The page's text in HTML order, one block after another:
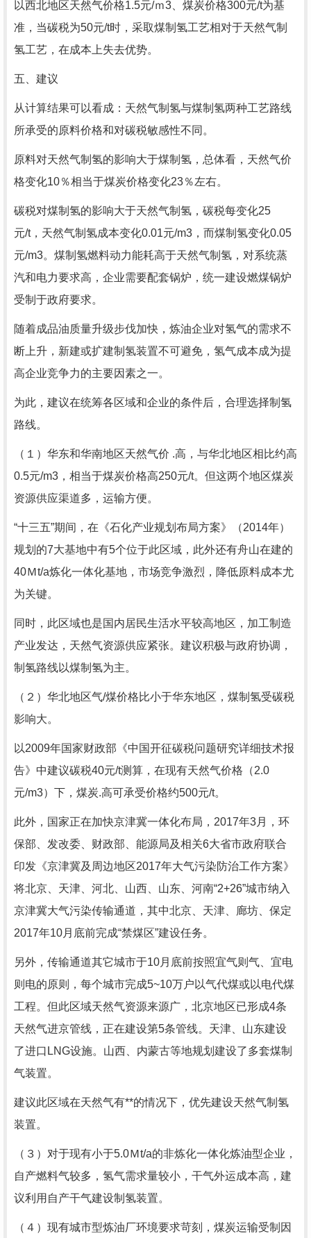
以西北地区天然气价格1.5元/ｍ3、煤炭价格300元/t为基
准，当碳税为50元/t时，采取煤制氢工艺相对于天然气制
氢工艺，在成本上失去优势。
五、建议
从计算结果可以看成：天然气制氢与煤制氢两种工艺路线
所承受的原料价格和对碳税敏感性不同。
原料对天然气制氢的影响大于煤制氢，总体看，天然气价
格变化10％相当于煤炭价格变化23％左右。
碳税对煤制氢的影响大于天然气制氢，碳税每变化25
元/t，天然气制氢成本变化0.01元/m3，而煤制氢变化0.05
元/m3。煤制氢燃料动力能耗高于天然气制氢，对系统蒸
汽和电力要求高，企业需要配套锅炉，统一建设燃煤锅炉
受制于政府要求。
随着成品油质量升级步伐加快，炼油企业对氢气的需求不
断上升，新建或扩建制氢装置不可避免，氢气成本成为提
高企业竞争力的主要因素之一。
为此，建议在统筹各区域和企业的条件后，合理选择制氢
路线。
（１）华东和华南地区天然气价 .高，与华北地区相比约高
0.5元/m3，相当于煤炭价格高250元/t。但这两个地区煤炭
资源供应渠道多，运输方便。
“十三五”期间，在《石化产业规划布局方案》（2014年）
规划的7大基地中有5个位于此区域，此外还有舟山在建的
40Ｍt/a炼化一体化基地，市场竞争激烈，降低原料成本尤
为关键。
同时，此区域也是国内居民生活水平较高地区，加工制造
产业发达，天然气资源供应紧张。建议积极与政府协调，
制氢路线以煤制氢为主。
（２）华北地区气/煤价格比小于华东地区，煤制氢受碳税
影响大。
以2009年国家财政部《中国开征碳税问题研究详细技术报
告》中建议碳税40元/t测算，在现有天然气价格（2.0
元/m3）下，煤炭.高可承受价格约500元/t。
此外，国家正在加快京津冀一体化布局，2017年3月，环
保部、发改委、财政部、能源局及相关6大省市政府联合
印发《京津冀及周边地区2017年大气污染防治工作方案》
将北京、天津、河北、山西、山东、河南“2+26”城市纳入
京津冀大气污染传输通道，其中北京、天津、廊坊、保定
2017年10月底前完成“禁煤区”建设任务。
另外，传输通道其它城市于10月底前按照宜气则气、宜电
则电的原则，每个城市完成5~10万户以气代煤或以电代煤
工程。但此区域天然气资源来源广，北京地区已形成4条
天然气进京管线，正在建设第5条管线。天津、山东建设
了进口LNG设施。山西、内蒙古等地规划建设了多套煤制
气装置。
建议此区域在天然气有**的情况下，优先建设天然气制氢
装置。
（３）对于现有小于5.0Ｍt/a的非炼化一体化炼油型企业，
自产燃料气较多，氢气需求量较小，干气外运成本高，建
议利用自产干气建设制氢装置。
（４）现有城市型炼油厂环境要求苛刻，煤炭运输受制因